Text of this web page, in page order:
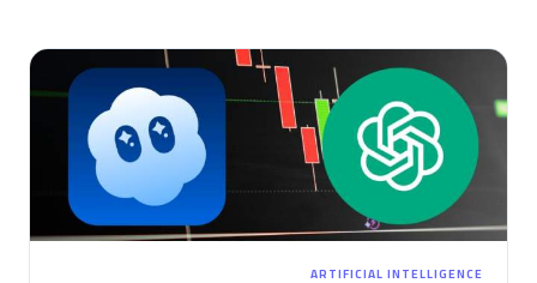
ARTIFICIAL INTELLIGENCE